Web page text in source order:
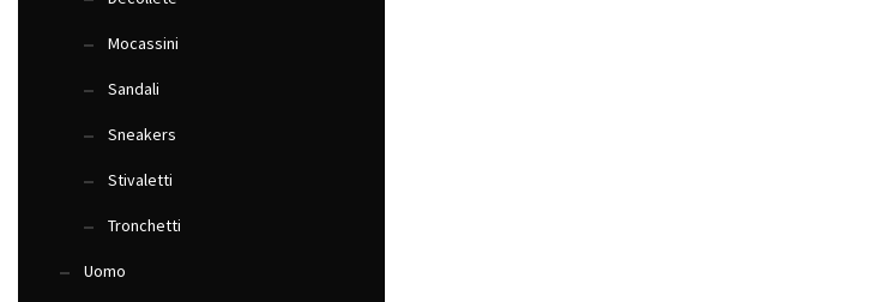
Mocassini
Sandali
Sneakers
Stivaletti
Tronchetti
Uomo